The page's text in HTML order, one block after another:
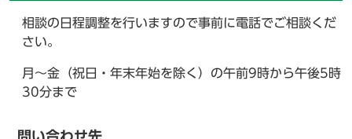
相談の日程調整を行いますので事前に電話でご相談くだ
さい。
月～金（祝日・年末年始を除く）の午前9時から午後5時
30分まで
問い合わせ先